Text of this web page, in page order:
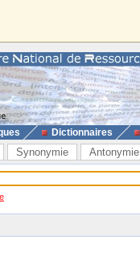
Dictionnaires
Synonymie Antonymie